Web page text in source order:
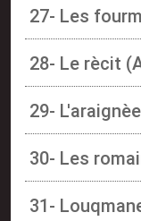
27- Les
28- Le rècit
29-
30- Les
31-